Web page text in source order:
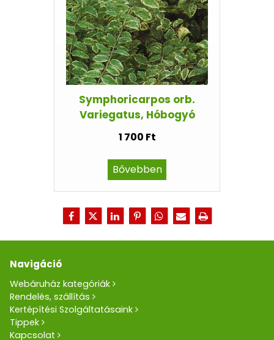
Symphoricarpos orb.
Variegatus, Hóbogyó
1 700 Ft
Bővebben
Navigáció
Webáruház kategóriák
Rendelés, szállítás
Kertépítési Szolgáltatásaink
Tippek
Kapcsolat